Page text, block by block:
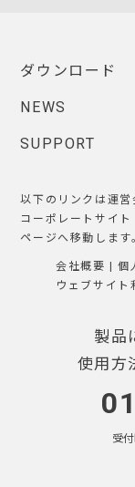
ダウンロード
NEWS
SUPPORT
以下のリンクは運
コーポレートサイ
ページへ移動します
会社概要 |個
ウェブサイト
製品
使用方
受